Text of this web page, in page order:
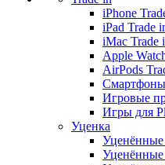
iPhone
iPad Trade
iMac Trade
Apple
AirPods
Смартфоны
Игровые
Игры для
Уценка